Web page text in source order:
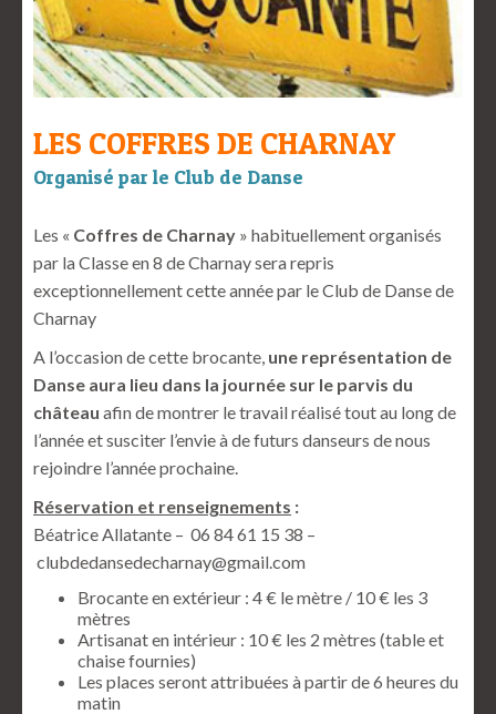
LES COFFRES DE CHARNAY
Organisé par le Club de Danse
Les « Coffres de Charnay » habituellement organisés
par la Classe en 8 de Charnay sera repris
exceptionnellement cette année par le Club de Danse de
Charnay
A l’occasion de cette brocante, une représentation de
Danse aura lieu dans la journée sur le parvis du
château afin de montrer le travail réalisé tout au long de
l’année et susciter l’envie à de futurs danseurs de nous
rejoindre l’année prochaine.
Réservation et renseignements :
Béatrice Allatante – 06 84 61 15 38 –
clubdedansedecharnay@gmail.com
Brocante en extérieur : 4 € le mètre / 10 € les 3
mètres
Artisanat en intérieur : 10 € les 2 mètres (table et
chaise fournies)
Les places seront attribuées à partir de 6 heures du
matin